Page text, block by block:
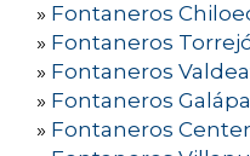
» Fontaneros
» Fontaneros
» Fontaneros
» Fontaneros
» Fontaneros